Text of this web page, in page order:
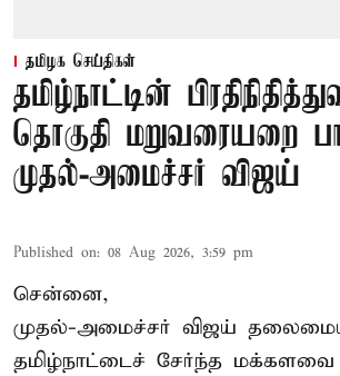
தமிழக செய்திகள்
தமிழ்நாட்டின்
தொகுதி மறுவரையறை
முதல்-அமைச்சர் விஜய்
Published on: 08 Aug 2026, 3:59 pm
சென்னை,
முதல்-அமைச்சர் விஜய்
தமிழ்நாட்டைச் சேர்ந்த மக்களவை